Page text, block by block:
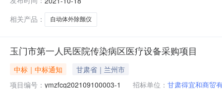
1588000.002甘肃昶轩商贸有限公司
相关产品：
自动体外除颤仪
玉门市第一人民医院传染病区医疗设备采购项目
中标｜中标通知
甘肃省｜兰州市
项目编号： ymzfcg202109100003-1 招标单位： 甘肃得宜和商贸